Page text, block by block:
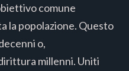
comune
la popolazione. Questo
o,
millenni. Uniti